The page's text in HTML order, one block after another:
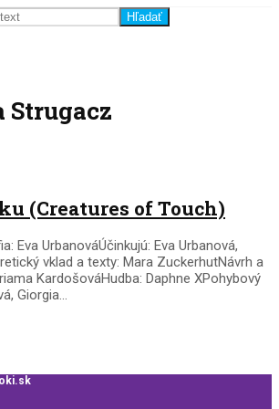
Hľadať
Strugacz
(Creatures of Touch)
Eva UrbanováÚčinkujú: Eva Urbanová,
vklad a texty: Mara ZuckerhutNávrh a
KardošováHudba: Daphne XPohybový
Giorgia...